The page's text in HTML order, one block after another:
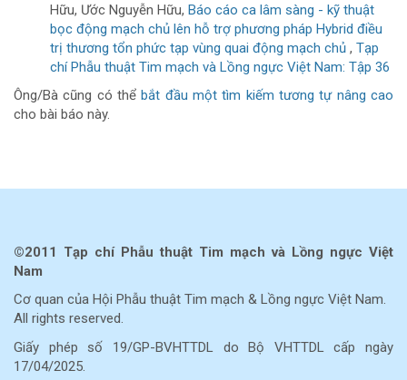
Hữu, Ước Nguyễn Hữu, Báo cáo ca lâm sàng - kỹ thuật
bọc động mạch chủ lên hỗ trợ phương pháp Hybrid điều
trị thương tổn phức tạp vùng quai động mạch chủ , Tạp
chí Phẫu thuật Tim mạch và Lồng ngực Việt Nam: Tập 36
Ông/Bà cũng có thểbắt đầu một tìm kiếm tương tự nâng cao
cho bài báo này.
©2011 Tạp chí Phẫu thuật Tim mạch và Lồng ngực Việt
Nam
Cơ quan của Hội Phẫu thuật Tim mạch & Lồng ngực Việt Nam.
All rights reserved.
Giấy phép số 19/GP-BVHTTDL do Bộ VHTTDL cấp ngày
17/04/2025.